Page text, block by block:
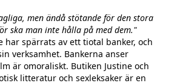
men ändå stötande för den stora
ska man inte hålla på med dem."
har spärrats av ett tiotal banker, och
verksamhet. Bankerna anser
är omoraliskt. Butiken Justine och
litteratur och sexleksaker är en